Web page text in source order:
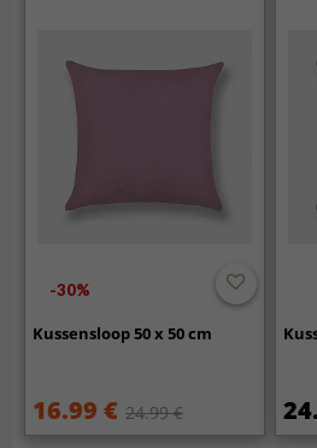
-30%
Kussensloop 50 x 50 cm
16.99 € 24.99 €